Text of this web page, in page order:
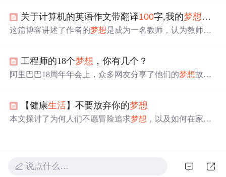
束缚自己，即使面对困难也要为梦想努力。
关于计算机的英语作文带翻译100字,我的梦想英语
这篇博客讲述了作者的梦想是成为一名教师，认为教师是
富他们的课外生活。同时，作者表达了对教育无私奉献的
理解，期望自己能成为传播希望的使者。
工程师的18个梦想 ，你有几个？
阿里巴巴18周年年会上，众多网友分享了他们的梦想故
求。 【健康生活】不要放弃你的梦想
本文探讨了为何人们不愿冒险追求梦想 ，以及如何在家庭
说点什么…